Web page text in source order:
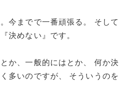
今までで一番頑張る。 そして
決めない』です。
か、一般的にはとか、 何か決
多いのですが、 そういうのを